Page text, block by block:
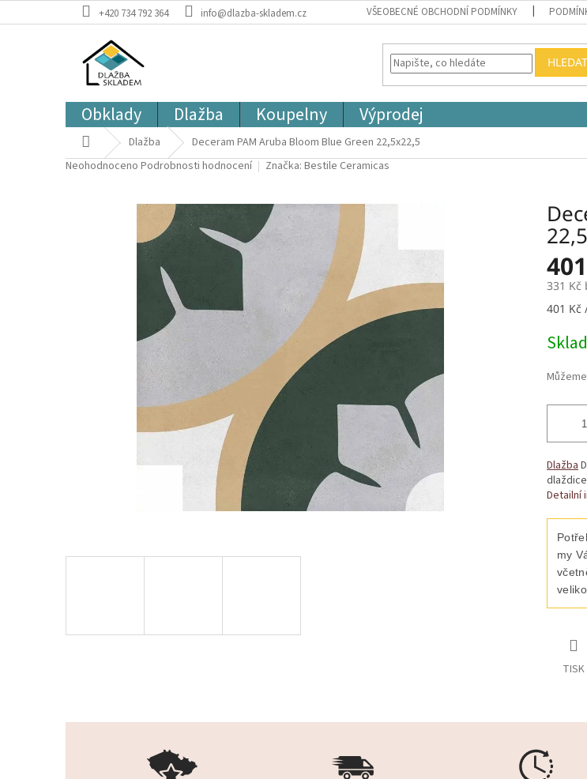
na
+420 734 792 364 info@dlazba-skladem.cz VŠEOBECNÉ OBCHODNÍ PODMÍNKY
HLEDAT
Obklady Dlažba Koupelny Výprodej
Domů Dlažba
Deceram PAM Aruba Bloom Blue Green 22,5x22,5
Průměrné
Neohodnoceno Podrobnosti hodnocení Značka: Bestile Ceramicas
331 Kč
Měrná
401 Kč
Dlažba
Detailní
my
TISK